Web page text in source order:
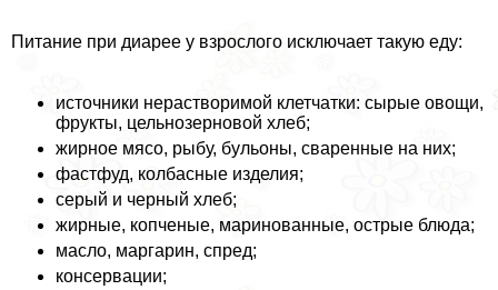
Питание при диарее у взрослого исключает такую еду:
источники нерастворимой клетчатки: сырые овощи,
фрукты, цельнозерновой хлеб;
жирное мясо, рыбу, бульоны, сваренные на них;
фастфуд, колбасные изделия;
серый и черный хлеб;
жирные, копченые, маринованные, острые блюда;
масло, маргарин, спред;
консервации;